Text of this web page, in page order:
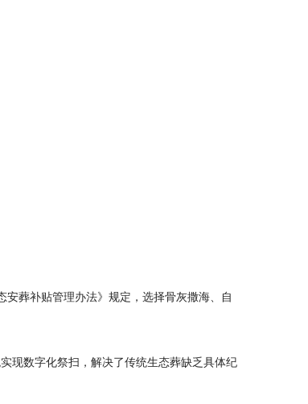
葬补贴管理办法》规定，选择骨灰撒海、自
现数字化祭扫，解决了传统生态葬缺乏具体纪